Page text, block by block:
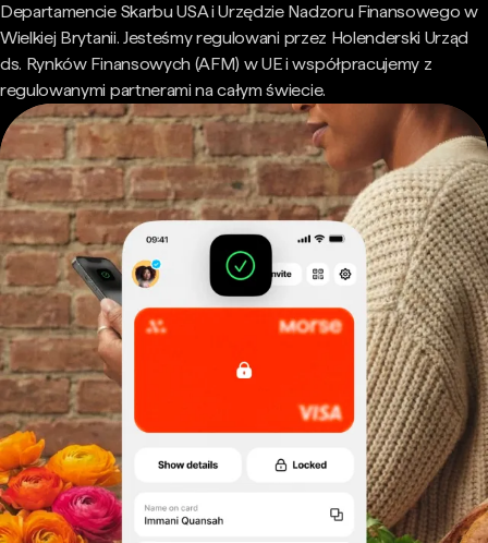
Departamencie Skarbu USA i Urzędzie Nadzoru Finansowego w
Wielkiej Brytanii. Jesteśmy regulowani przez Holenderski Urząd
ds. Rynków Finansowych (AFM) w UE i współpracujemy z
regulowanymi partnerami na całym świecie.